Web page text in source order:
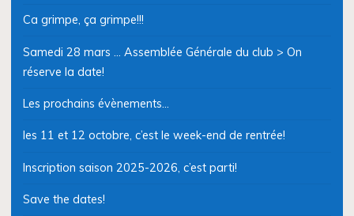
Ca grimpe, ça grimpe!!!
Samedi 28 mars … Assemblée Générale du club > On
réserve la date!
Les prochains évènements…
les 11 et 12 octobre, c’est le week-end de rentrée!
Inscription saison 2025-2026, c’est parti!
Save the dates!